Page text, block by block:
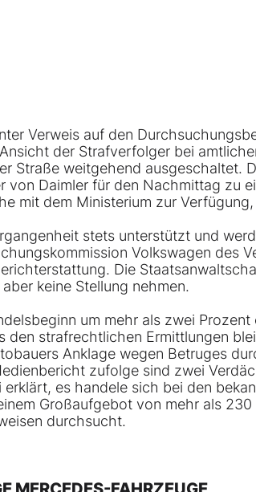
Verweis auf den
der Strafverfolger bei
Straße weitgehend ausgeschaltet.
von Daimler für den Nachmittag zu
mit dem Ministerium zur
stets unterstützt und
Volkswagen des
Die
keine Stellung nehmen.
um mehr als zwei
den strafrechtlichen Ermittlungen
Anklage wegen Betruges
zufolge sind zwei
es handele sich bei den
Großaufgebot von mehr als
durchsucht.